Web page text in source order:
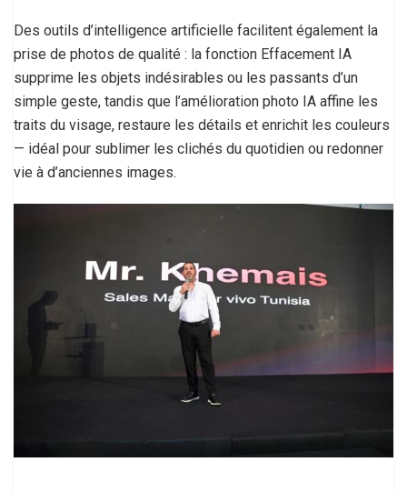
Des outils d’intelligence artificielle facilitent également la
prise de photos de qualité : la fonction Effacement IA
supprime les objets indésirables ou les passants d’un
simple geste, tandis que l’amélioration photo IA affine les
traits du visage, restaure les détails et enrichit les couleurs
— idéal pour sublimer les clichés du quotidien ou redonner
vie à d’anciennes images.